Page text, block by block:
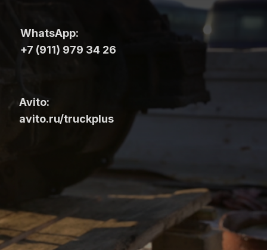
WhatsApp:
+7 (911) 979 34 26
Avito:
avito.ru/truckplus